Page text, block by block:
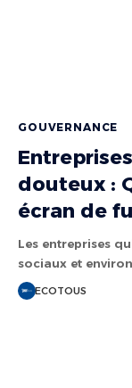
GOUVERNANCE
douteux :
écran de
Les entreprises
sociaux et
ECOTOUS